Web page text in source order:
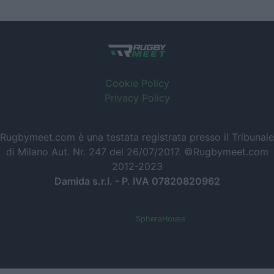
Cookie Policy
Privacy Policy
Rugbymeet.com è una testata registrata presso il Tribunale
di Milano Aut. Nr. 247 del 26/07/2017. ©Rugbymeet.com
2012-2023
Damida s.r.l. - P. IVA 07820820962
SpheraHouse